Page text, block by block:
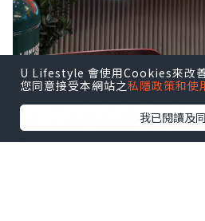
難得疫情舒緩，可以同
今晚就揀咗喺灣仔新開
心】。全日有得飲茶都
見到佢哋裝修走懷舊復
U Lifestyle 會使用Cookies來改
您同意接受本網站之私隱政策和使
我已閱讀及